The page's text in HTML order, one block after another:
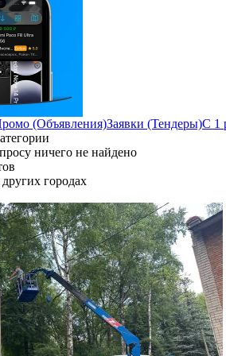
(Объявления)Заявки (Тендеры)С 1
ничего не найдено
других городах